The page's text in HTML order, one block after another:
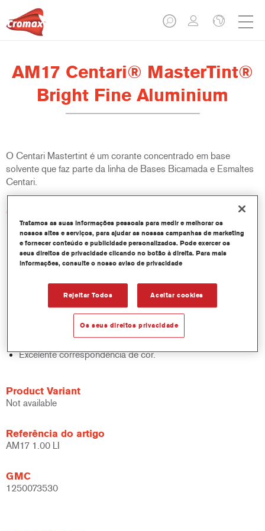
AM17 Centari® MasterTint®
Bright Fine Aluminium
O Centari Mastertint é um corante concentrado em base
solvente que faz parte da linha de Bases Bicamada e Esmaltes
Centari.
Características do produto
Sistema de pintura em base solvente distinto, versátil e de
fácil utilização.
Um equipamento de mistura único disponibiliza todas as
qualidades de tinta em base solvente - médio e alto teor de
Fácil administração.
Economiza espaço de armazenamento.
Baseado na comprovada tecnologia de corantes
concentrados Cromax.
Excelente correspondência de cor.
Product Variant
Not available
Referência do artigo
AM17 1.00 LI
GMC
1250073530
Tratamos as suas informações pessoais para medir e melhorar os
nossos sites e serviços, para ajudar as nossas campanhas de marketing
e fornecer conteúdo e publicidade personalizados. Pode exercer os
seus direitos de privacidade clicando no botão à direita. Para mais
informações, consulte o nosso aviso de privacidade
Rejeitar Todos Aceitar cookies
Os seus direitos privacidade